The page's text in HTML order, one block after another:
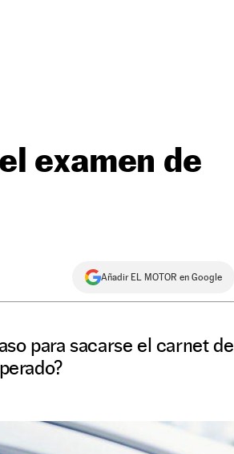
examen de
Añadir EL MOTOR en Google
para sacarse el carnet de